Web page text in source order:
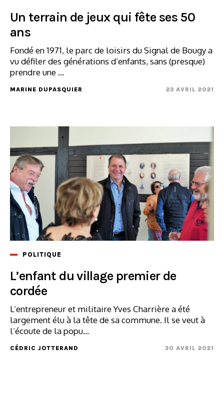
Un terrain de jeux qui fête ses 50
ans
Fondé en 1971, le parc de loisirs du Signal de Bougy a
vu défiler des générations d’enfants, sans (presque)
prendre une ...
MARINE DUPASQUIER 23 AVRIL 2021
POLITIQUE
L’enfant du village premier de
cordée
L’entrepreneur et militaire Yves Charrière a été
largement élu à la tête de sa commune. Il se veut à
l’écoute de la popu...
CÉDRIC JOTTERAND 30 AVRIL 2021